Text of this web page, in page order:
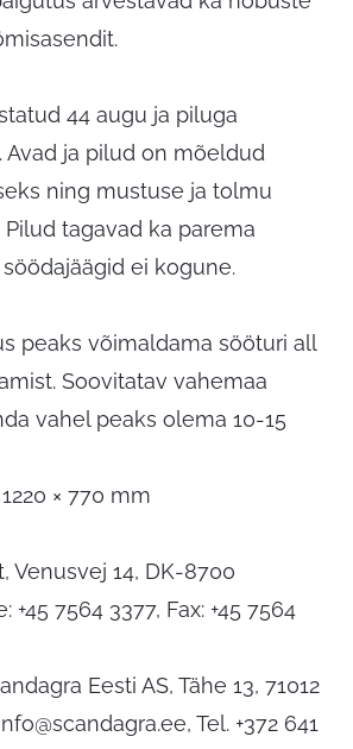
44 augu ja piluga
ja pilud on mõeldud
ning mustuse ja tolmu
tagavad ka parema
ei kogune.
peaks võimaldama sööturi all
Soovitatav vahemaa
vahel peaks olema 10-15
× 770 mm
Venusvej 14, DK-8700
+45 7564 3377, Fax: +45 7564
Eesti AS, Tähe 13, 71012
, Tel. +372 641